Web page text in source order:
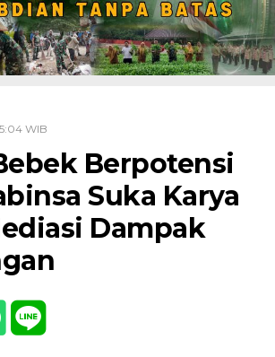
WIB
Berpotensi
Suka Karya
Dampak